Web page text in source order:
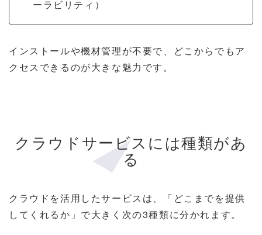
ーラビリティ）
インストールや機材管理が不要で、どこからでもア
クセスできるのが大きな魅力です。
クラウドサービスには種類があ
る
クラウドを活用したサービスは、「どこまでを提供
してくれるか」で大きく次の3種類に分かれます。